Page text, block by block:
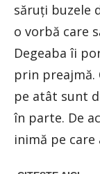
săruți buzele
o vorbă care
Degeaba îi
prin preajmă.
pe atât sunt
în parte. De
inimă pe